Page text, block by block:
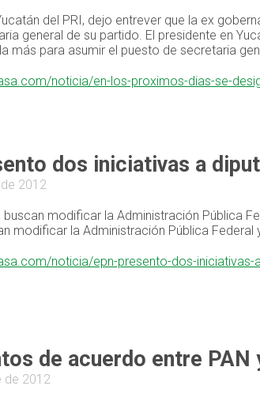
del PRI, dejo entrever que la ex
general de su partido. El presidente en
más para asumir el puesto de secretaria
noticia/en-los-proximos-dias-se-
dos iniciativas a
2012
modificar la Administración Pública
modificar la Administración Pública Federal
noticia/epn-presento-dos-
de acuerdo entre PAN
de 2012